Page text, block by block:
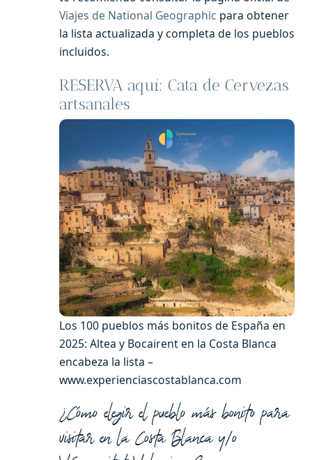
Viajes de National Geographic para obtener
la lista actualizada y completa de los pueblos
incluidos.
RESERVA aquí: Cata de Cervezas
artsanales
Los 100 pueblos más bonitos de España en
2025: Altea y Bocairent en la Costa Blanca
encabeza la lista –
www.experienciascostablanca.com
¿Cómo elegir el pueblo más bonito para
visitar en la Costa Blanca y/o